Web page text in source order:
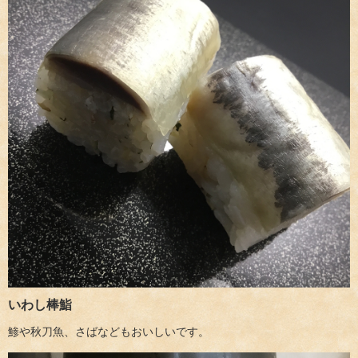
いわし棒鮨
鯵や秋刀魚、さばなどもおいしいです。